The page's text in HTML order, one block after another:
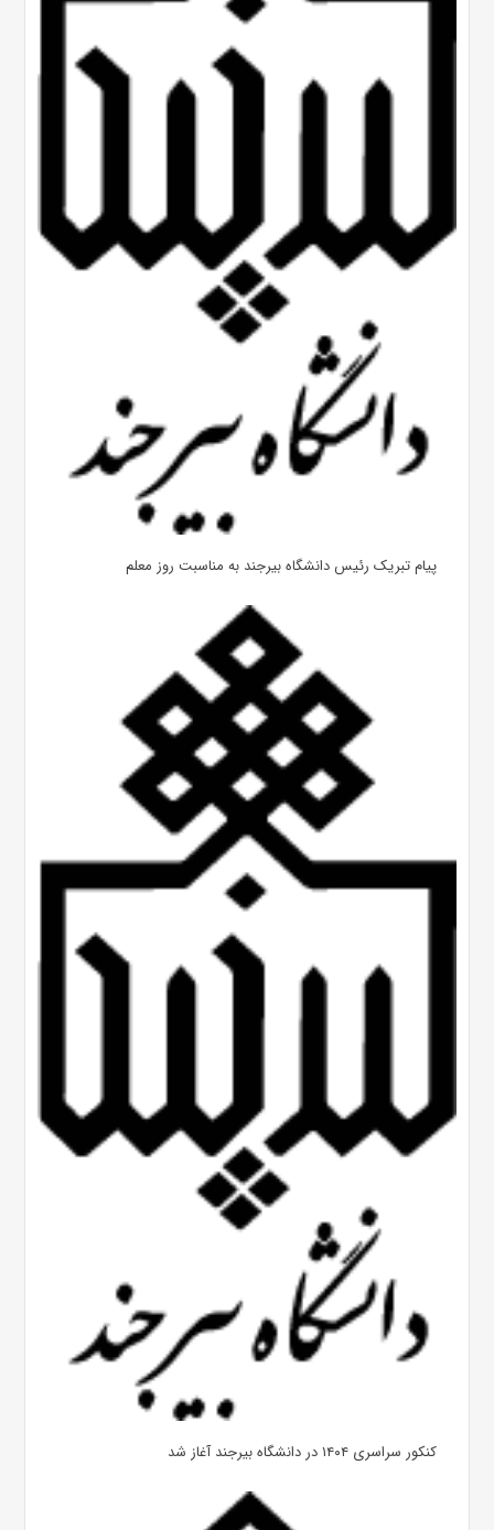
پیام تبریک رئیس دانشگاه بیرجند به مناسبت روز معلم
کنکور سراسری ۱۴۰۴ در دانشگاه بیرجند آغاز شد